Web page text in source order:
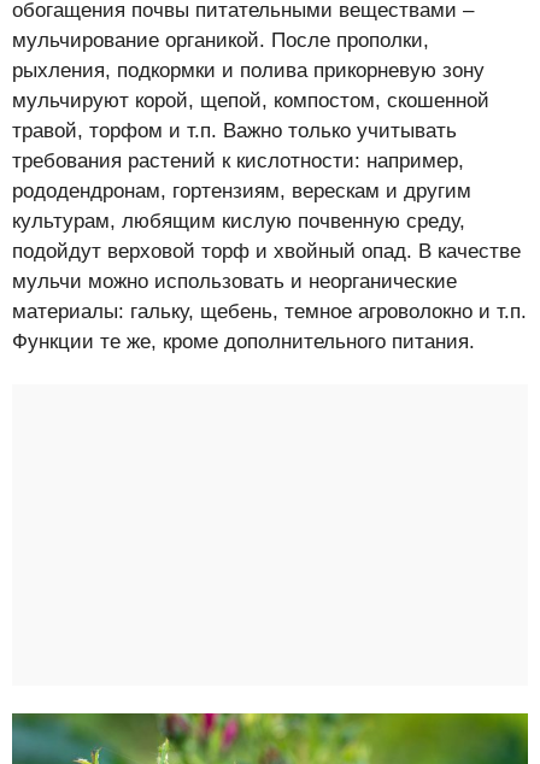
обогащения почвы питательными веществами –
мульчирование органикой. После прополки,
рыхления, подкормки и полива прикорневую зону
мульчируют корой, щепой, компостом, скошенной
травой, торфом и т.п. Важно только учитывать
требования растений к кислотности: например,
рододендронам, гортензиям, верескам и другим
культурам, любящим кислую почвенную среду,
подойдут верховой торф и хвойный опад. В качестве
мульчи можно использовать и неорганические
материалы: гальку, щебень, темное агроволокно и т.п.
Функции те же, кроме дополнительного питания.